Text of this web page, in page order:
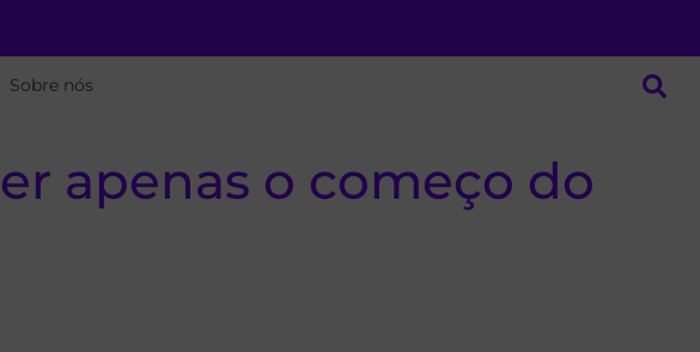
Sobre nós
apenas o começo do